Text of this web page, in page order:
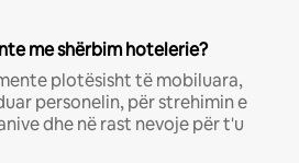
me shërbim hotelerie?
plotësisht të mobiluara,
personelin, për strehimin e
dhe në rast nevoje për t'u